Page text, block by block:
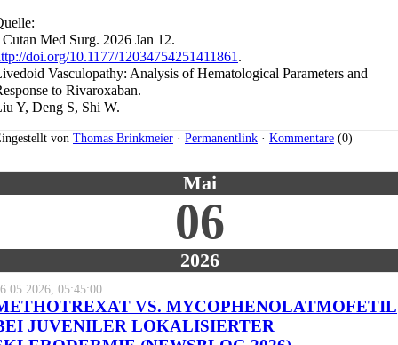
Cutan Med Surg. 2026 Jan 12.
doi.org/10.1177/12034754251411861 .
Vasculopathy: Analysis of Hematological Parameters and
to Rivaroxaban.
Y, Deng S, Shi W.
von Thomas Brinkmeier · Permanentlink · Kommentare (0)
Mai
06
2026
05:45:00
VS. MYCOPHENOLATMOFETIL
JUVENILER LOKALISIERTER